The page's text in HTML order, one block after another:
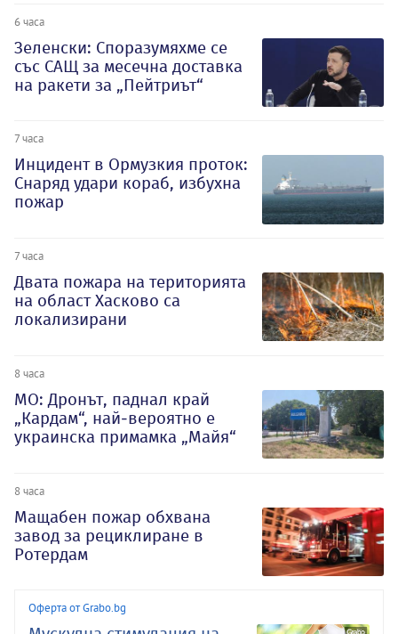
6 часа
Зеленски: Споразумяхме се
със САЩ за месечна доставка
на ракети за „Пейтриът“
7 часа
Инцидент в Ормузкия проток:
Снаряд удари кораб, избухна
пожар
7 часа
Двата пожара на територията
на област Хасково са
локализирани
8 часа
МО: Дронът, паднал край
„Кардам“, най-вероятно е
украинска примамка „Майя“
8 часа
Мащабен пожар обхвана
завод за рециклиране в
Ротердам
Оферта от Grabo.bg